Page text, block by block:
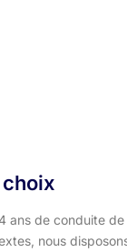
ans de conduite
nous